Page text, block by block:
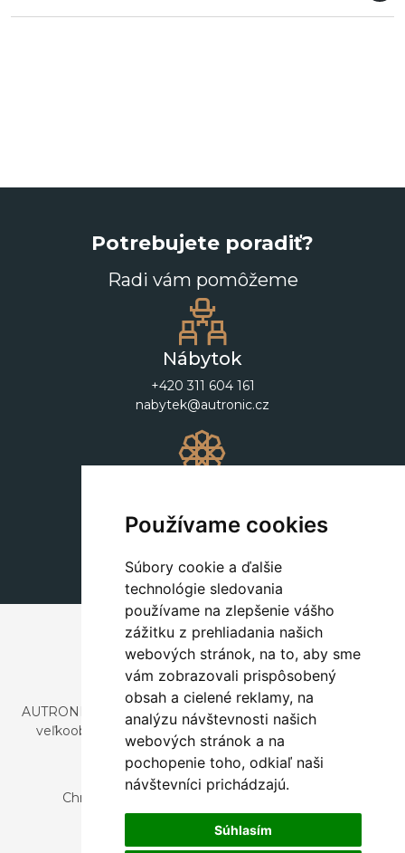
Používame cookies
Súbory cookie a ďalšie
technológie sledovania
používame na zlepšenie vášho
zážitku z prehliadania našich
webových stránok, na to, aby sme
vám zobrazovali prispôsobený
obsah a cielené reklamy, na
analýzu návštevnosti našich
webových stránok a na
pochopenie toho, odkiaľ naši
návštevníci prichádzajú.
Súhlasím
Potrebujete poradiť?
Radi vám pomôžeme
Nábytok
+420 311 604 161
nabytek@autronic.cz
+420 311 604 182
dekorace@autronic.cz
AUTRONIC, s.r.o. je spoločnosť zaoberajúca sa dovozom a
veľkoobchodným predajom dizajnového aj štýlového
nábytku a dekorácií.
Česká republika
Chrustenice 270, 267 12 Loděnice u Berouna
Slovensko
Nová 366, 032 02 Závažná Poruba